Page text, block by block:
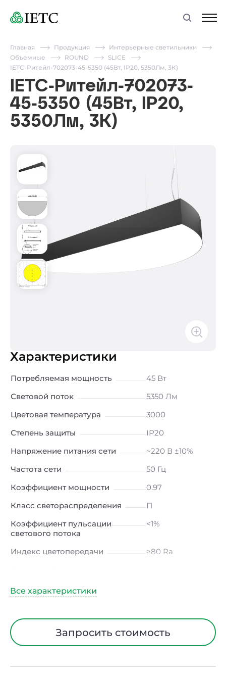
Главная Продукция
Интерьерные светильники
Объемные
ROUND
SLICE
IETC-Ритейл-702073-45-5350 (45Вт, IP20, 5350Лм, 3К)
IETC-Ритейл-702073-
45-5350 (45Вт, IP20,
5350Лм, 3К)
Характеристики
Потребляемая мощность
45 Вт
Световой поток
5350 Лм
Цветовая температура
3000
Степень защиты
IP20
Напряжение питания сети
~220 В ±10%
Частота сети
50 Гц
Коэффициент мощности
0.97
Класс светораспределения
П
Коэффициент пульсации
светового потока
<1%
Индекс цветопередачи
≥80 Ra
Угол рассеивания
Диапазон рабочих
температурЗапросить стоимость